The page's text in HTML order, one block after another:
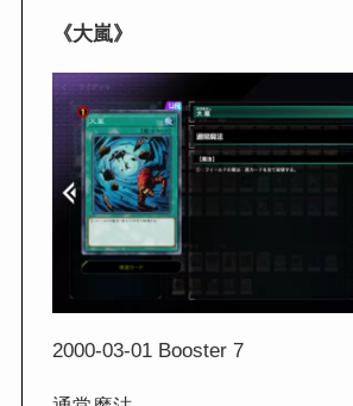
《大嵐》
2000-03-01 Booster 7